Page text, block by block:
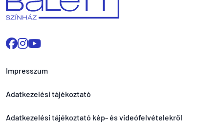
Impresszum
Adatkezelési tájékoztató
Adatkezelési tájékoztató kép- és videófelvételekről